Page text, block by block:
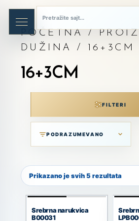
POČETNA
/
DUŽINA / 16+3CM
16+3CM
FILTERI
Prikazano je svih 5 rezultata
Srebrna narukvica
B00031